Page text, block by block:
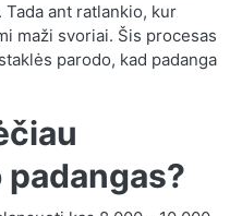
ant ratlankio, kur
maži svoriai. Šis procesas
parodo, kad padanga